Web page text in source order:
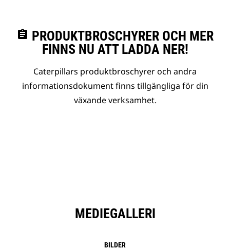
assignment PRODUKTBROSCHYRER OCH MER
FINNS NU ATT LADDA NER!
Caterpillars produktbroschyrer och andra
informationsdokument finns tillgängliga för din
växande verksamhet.
MEDIEGALLERI
BILDER